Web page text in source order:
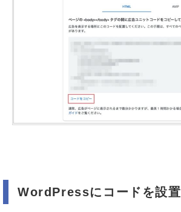
WordPressにコードを設置